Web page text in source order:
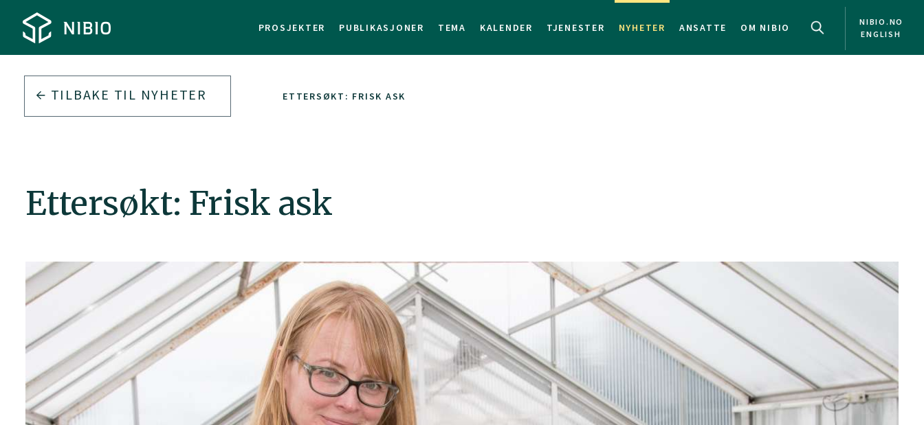
PROSJEKTER PUBLIKASJONER TEMA KALENDER TJENESTER NYHETER ANSATTE OM NIBIO
NIBIO.NO
ENGLISH
TILBAKE TIL NYHETER ETTERSØKT: FRISK ASK
Ettersøkt: Frisk ask